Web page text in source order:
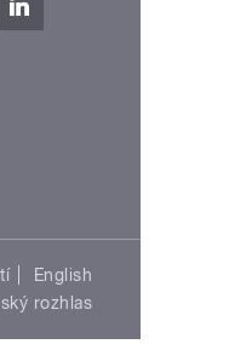
English
rozhlas